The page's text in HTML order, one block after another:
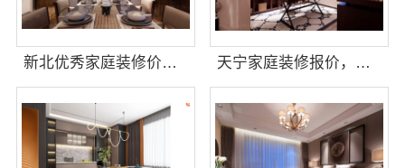
新北优秀家庭装修价格清单 - 常州宜居佳装饰 天宁家庭装修报价，常州宜居佳装饰工程有限公司透明预算清单